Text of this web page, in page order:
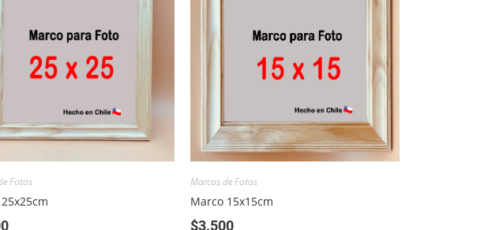
Fotos Marcos de Fotos
Marco 15x15cm
$3.500